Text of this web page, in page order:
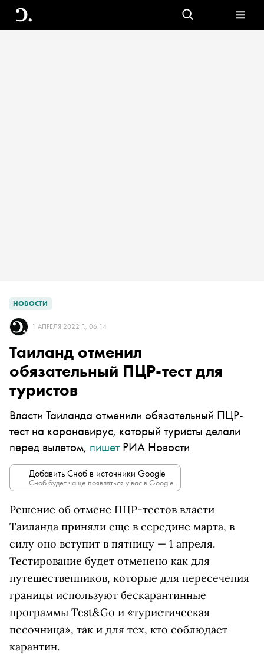
НОВОСТИ
1 АПРЕЛЯ 2022 Г., 06:14
Таиланд отменил
обязательный ПЦР-тест для
туристов
Власти Таиланда отменили обязательный ПЦР-
тест на коронавирус, который туристы делали
перед вылетом, пишетРИА Новости
Добавить Сноб в источники Google
Сноб будет чаще появляться у вас в Google.
Решение об отмене ПЦР-тестов власти
Таиланда приняли еще в середине марта, в
силу оно вступит в пятницу — 1 апреля.
Тестирование будет отменено как для
путешественников, которые для пересечения
границы используют бескарантинные
программы Test&Go и «туристическая
песочница», так и для тех, кто соблюдает
карантин.